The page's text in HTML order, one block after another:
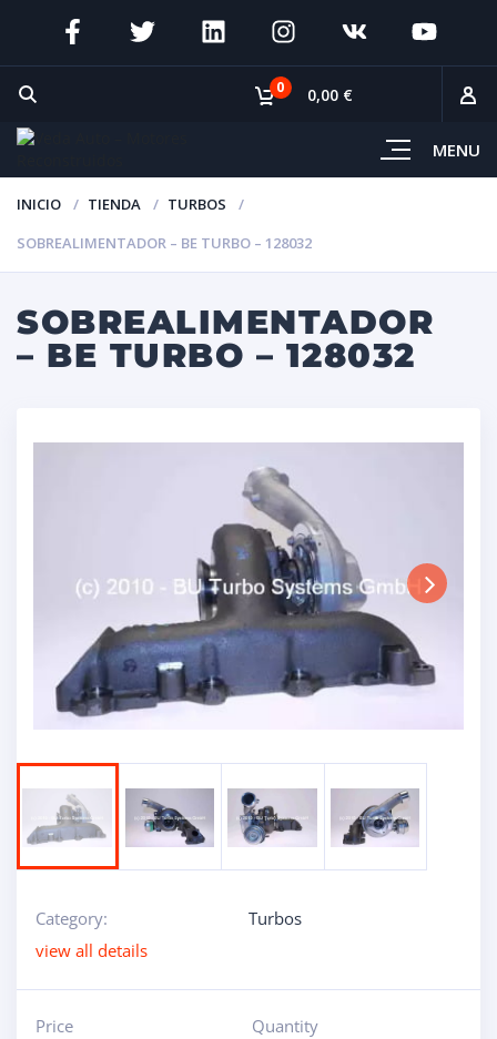
MENU
0 0,00 €
INICIO TIENDA
TURBOS
SOBREALIMENTADOR – BE TURBO – 128032
SOBREALIMENTADOR
– BE TURBO – 128032
Category:
Turbos
view all details
Price
Quantity